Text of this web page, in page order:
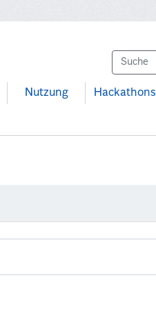
Nutzung Hackathons